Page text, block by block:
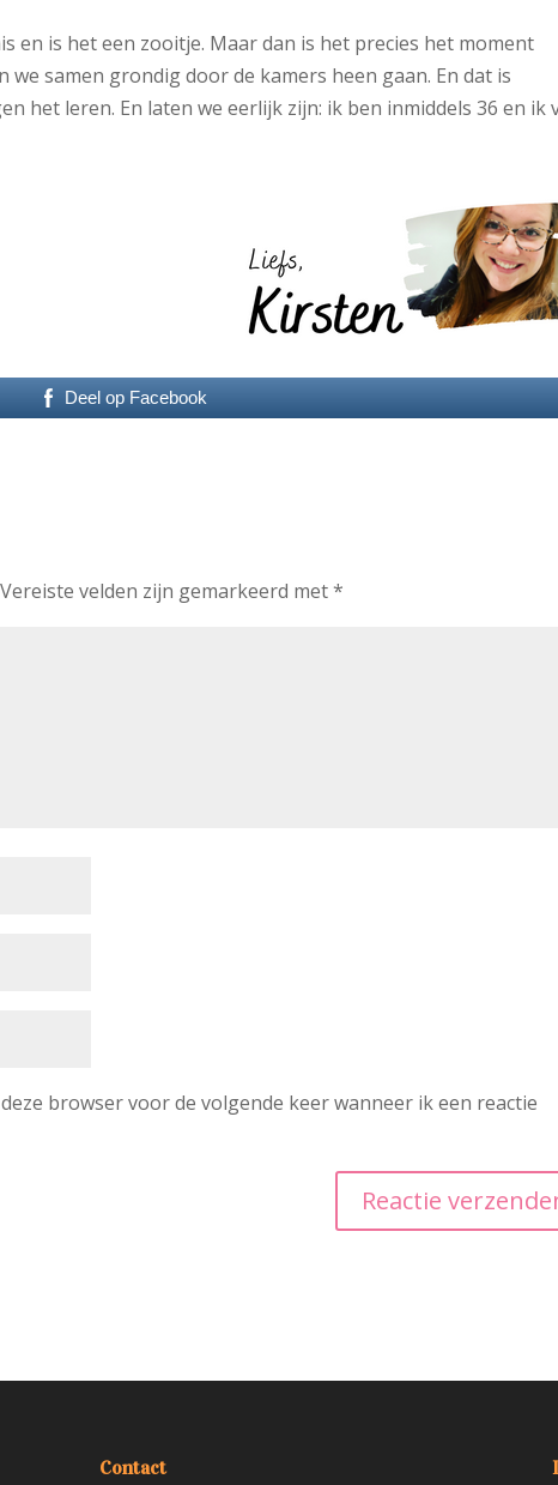
en is het een zooitje. Maar dan is het precies het moment
samen grondig door de kamers heen gaan. En dat is
het leren. En laten we eerlijk zijn: ik ben inmiddels 36 en ik
Deel op Facebook
Vereiste velden zijn gemarkeerd met*
browser voor de volgende keer wanneer ik een reactie
Contact